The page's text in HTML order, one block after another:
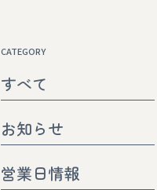
CATEGORY
すべて
お知らせ
営業日情報